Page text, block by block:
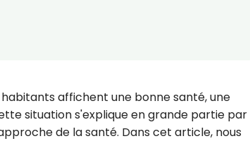
affichent une bonne santé, une
situation s'explique en grande partie par
de la santé. Dans cet article, nous